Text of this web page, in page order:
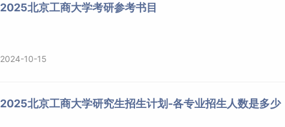
2025北京工商大学考研参考书目
2024-10-15
2025北京工商大学研究生招生计划-各专业招生人数是多少